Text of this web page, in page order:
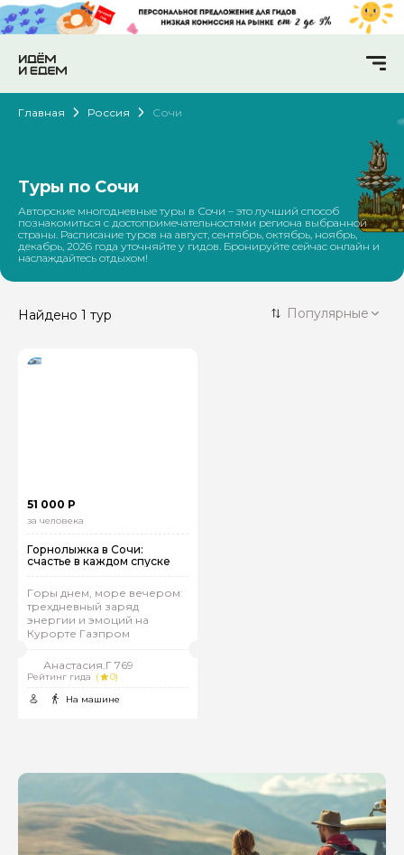
Главная Россия Сочи
Туры по Сочи
Авторские многодневные туры в Сочи – это лучший способ
познакомиться с достопримечательностями региона выбранной
страны. Расписание туров на август, сентябрь, октябрь, ноябрь,
декабрь, 2026 года уточняйте у гидов. Бронируйте сейчас онлайн и
наслаждайтесь отдыхом!
Найдено 1 тур Популярные
51 000 Р
за человека
Горнолыжка в Сочи:
счастье в каждом спуске
Горы днем, море вечером:
трехдневный заряд
энергии и эмоций на
Курорте Газпром
Анастасия.Г 769
Рейтинг гида (
0)
На машине
Задайте свой вопрос гиду
Как вас зовут